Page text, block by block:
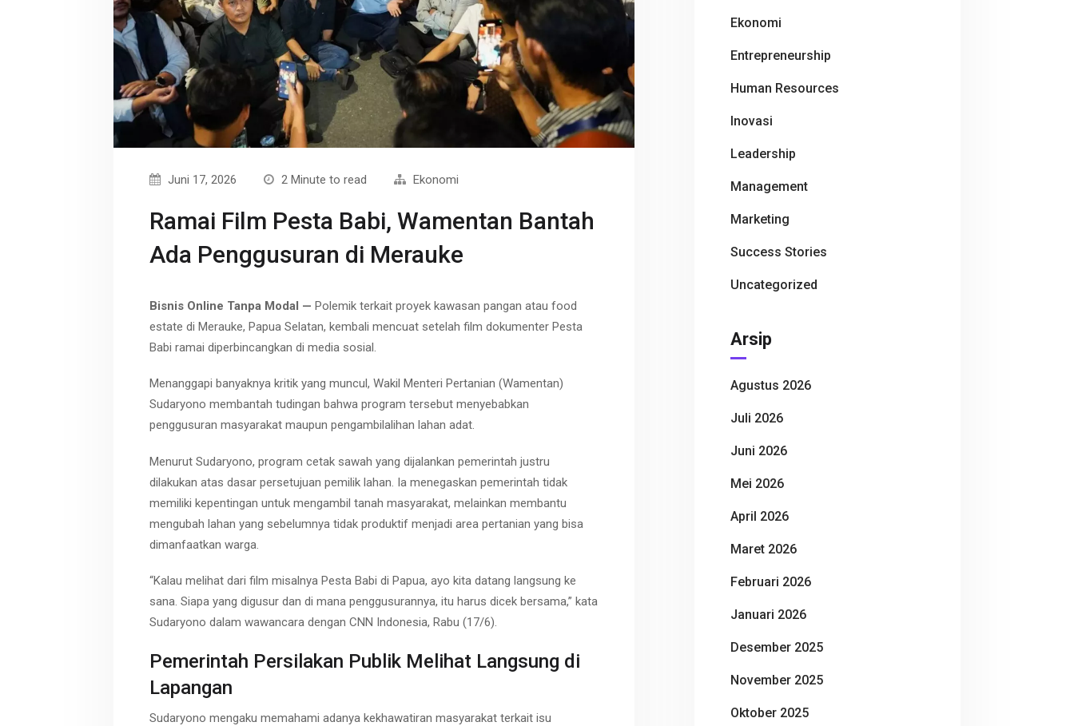
Juni 17, 2026 2 Minute to read Ekonomi
Ramai Film Pesta Babi, Wamentan Bantah
Ada Penggusuran di Merauke
Bisnis Online Tanpa Modal — Polemik terkait proyek kawasan pangan atau food
estate di Merauke, Papua Selatan, kembali mencuat setelah film dokumenter Pesta
Babi ramai diperbincangkan di media sosial.
Menanggapi banyaknya kritik yang muncul, Wakil Menteri Pertanian (Wamentan)
Sudaryono membantah tudingan bahwa program tersebut menyebabkan
penggusuran masyarakat maupun pengambilalihan lahan adat.
Menurut Sudaryono, program cetak sawah yang dijalankan pemerintah justru
dilakukan atas dasar persetujuan pemilik lahan. Ia menegaskan pemerintah tidak
memiliki kepentingan untuk mengambil tanah masyarakat, melainkan membantu
mengubah lahan yang sebelumnya tidak produktif menjadi area pertanian yang bisa
dimanfaatkan warga.
“Kalau melihat dari film misalnya Pesta Babi di Papua, ayo kita datang langsung ke
sana. Siapa yang digusur dan di mana penggusurannya, itu harus dicek bersama,” kata
Sudaryono dalam wawancara dengan CNN Indonesia, Rabu (17/6).
Pemerintah Persilakan Publik Melihat Langsung di
Lapangan
Sudaryono mengaku memahami adanya kekhawatiran masyarakat terkait isu
Ekonomi
Entrepreneurship
Human Resources
Inovasi
Leadership
Management
Marketing
Success Stories
Uncategorized
Arsip
Agustus 2026
Juli 2026
Juni 2026
Mei 2026
April 2026
Maret 2026
Februari 2026
Januari 2026
Desember 2025
November 2025
Oktober 2025